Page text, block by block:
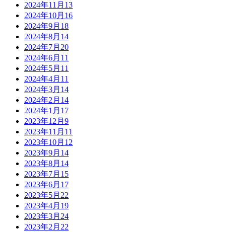
2024年11月 13
2024年10月 16
2024年9月 18
2024年8月 14
2024年7月 20
2024年6月 11
2024年5月 11
2024年4月 11
2024年3月 14
2024年2月 14
2024年1月 17
2023年12月 9
2023年11月 11
2023年10月 12
2023年9月 14
2023年8月 14
2023年7月 15
2023年6月 17
2023年5月 22
2023年4月 19
2023年3月 24
2023年2月 22